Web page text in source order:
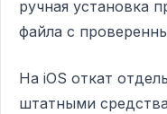
ручная установка
файла с
На iOS откат
штатными